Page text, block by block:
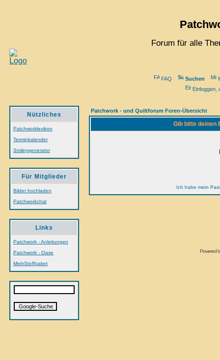
Forum für alle
FAQ Suchen
Einloggen,
Nützliches
Patchworklexikon
Terminkalender
Smileygenerator
Für Mitglieder
Bilder hochladen
Patchworkchat
Links
Patchwork - Anleitungen
Patchwork - Oase
MeinStoffpaket
Patchwork - und Quiltforum Foren-Übersicht
Gib bitte deinen
Ich habe mein
Powered